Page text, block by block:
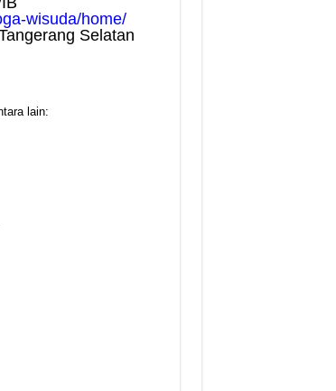
wisuda/home/
Selatan
lain: